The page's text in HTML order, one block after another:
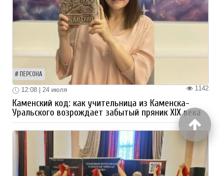
ПЕРСОНА
1142
12:08 | 24 июля
Каменский код: как учительница из Каменска-
Уральского возрождает забытый пряник XIX века